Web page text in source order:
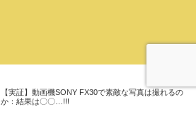
【実証】動画機SONY FX30で素敵な写真は撮れるの
か：結果は〇〇…!!!